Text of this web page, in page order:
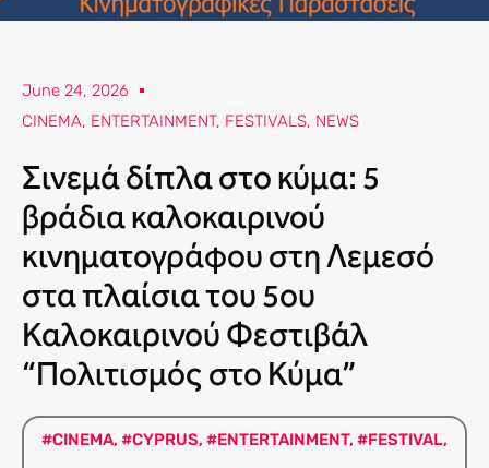
June 24, 2026
CINEMA, ENTERTAINMENT, FESTIVALS, NEWS
Σινεμά δίπλα στο κύμα: 5
βράδια καλοκαιρινού
κινηματογράφου στη Λεμεσό
στα πλαίσια του 5ου
Καλοκαιρινού Φεστιβάλ
“Πολιτισμός στο Κύμα”
#CINEMA, #CYPRUS, #ENTERTAINMENT, #FESTIVAL,